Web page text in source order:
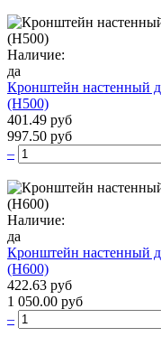
Наличие:
да
Кронштейн настенный
(H500)
401.49 руб
997.50 руб
–
Наличие:
да
Кронштейн настенный
(H600)
422.63 руб
1 050.00 руб
–